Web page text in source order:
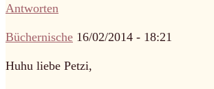
Antworten
Büchernische 16/02/2014 - 18:21
Huhu liebe Petzi,